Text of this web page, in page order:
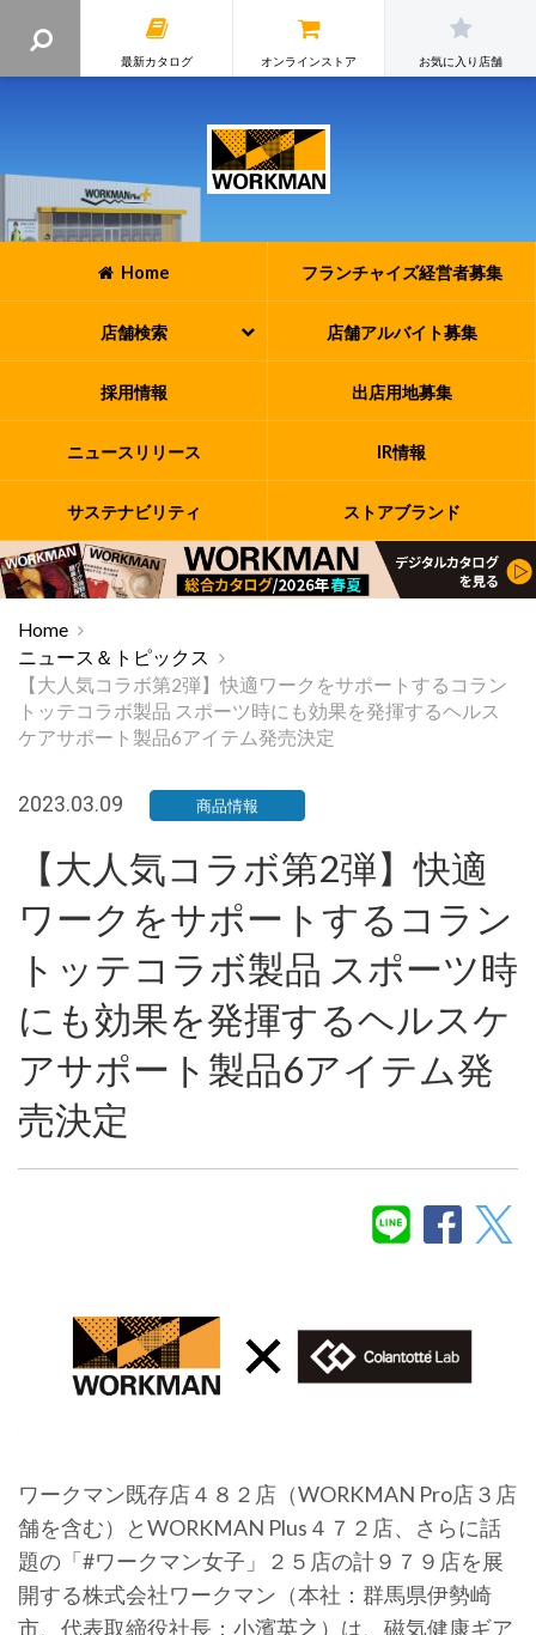
最新カタログ オンラインストア お気に入り店舗
Home フランチャイズ経営者募集
店舗検索 店舗アルバイト募集
採用情報 出店用地募集
ニュースリリース IR情報
サステナビリティ ストアブランド
Home
ニュース＆トピックス
【大人気コラボ第2弾】快適ワークをサポートするコラン
トッテコラボ製品 スポーツ時にも効果を発揮するヘルス
ケアサポート製品6アイテム発売決定
2023.03.09 商品情報
【大人気コラボ第2弾】快適
ワークをサポートするコラン
トッテコラボ製品 スポーツ時
にも効果を発揮するヘルスケ
アサポート製品6アイテム発
売決定
ワークマン既存店４８２店（WORKMAN Pro店３店
舗を含む）とWORKMAN Plus４７２店、さらに話
題の「#ワークマン女子」２５店の計９７９店を展
開する株式会社ワークマン（本社：群馬県伊勢崎
市、代表取締役社長：小濱英之）は、磁気健康ギア